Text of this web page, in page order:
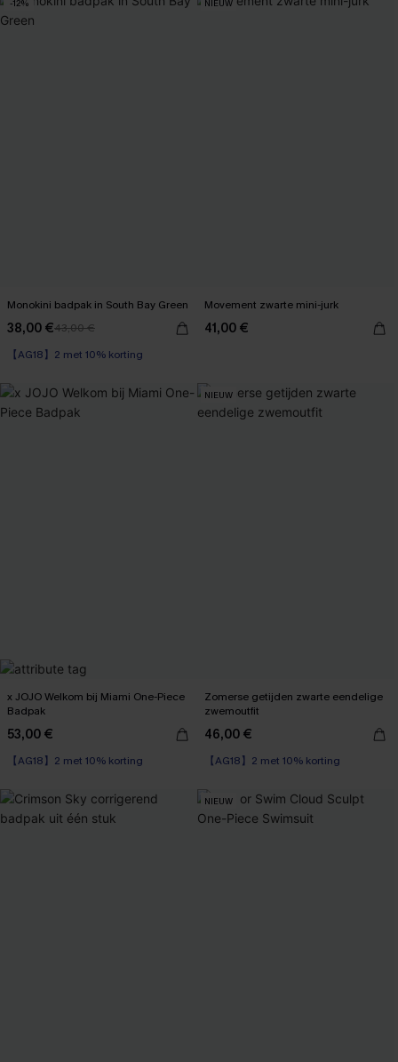
-12%
Monokini badpak in South Bay Green
38,00 €43,00 €
【AG18】2 met 10% korting
NIEUW
Movement zwarte mini-jurk
41,00 €
x JOJO Welkom bij Miami One-Piece
Badpak
53,00 €
【AG18】2 met 10% korting
NIEUW
Zomerse getijden zwarte eendelige
zwemoutfit
46,00 €
【AG18】2 met 10% korting
NIEUW